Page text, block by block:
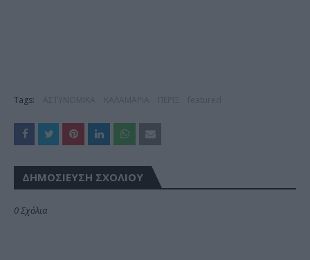
Tags:
ΔΗΜΟΣΊΕΥΣΗ ΣΧΟΛΊΟΥ
0 Σχόλια